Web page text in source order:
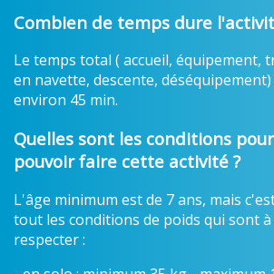
Combien de temps dure
Le temps total ( accueil, équipement,
en navette, descente,
environ 45 min.
Quelles sont les conditions pour
pouvoir faire cette activité ?
L'âge minimum est de 7 ans, mais
tout les conditions de poids qui sont à
respecter :